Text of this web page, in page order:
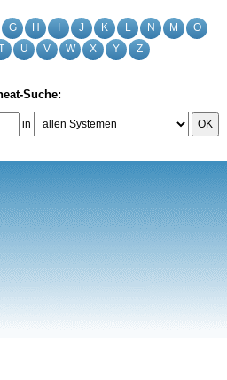
G H J K L N M
O
U V W X Y Z
Suche:
in OK